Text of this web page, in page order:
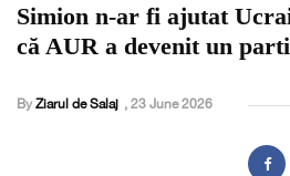
Simion n-ar fi ajutat
că AUR a devenit un
By Ziarul de Salaj , 23 June 2026